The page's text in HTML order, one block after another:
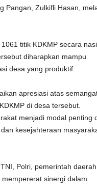
Pangan, Zulkifli Hasan,
titik KDKMP secara
diharapkan mampu
desa yang produktif.
apresiasi atas
di desa tersebut.
menjadi modal penting
kesejahteraan
Polri, pemerintah
sinergi dalam